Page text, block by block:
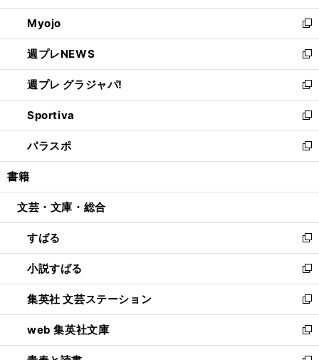
開
く
ウ
で
開
く
ン
ド
ウ
で
開
く
ウ
ィ
ン
ド
ウ
で
開
く
Myojo
新
し
い
ウ
ィ
ン
ド
ウ
で
開
週プレNEWS
新
し
い
ウ
ィ
ン
ド
ウ
開
週プレ グラジャパ!
新
し
い
ウ
ィ
ン
ウ
開
く
Sportiva
新
し
い
ウ
ン
ウ
で
開
く
パラスポ
新
し
ウ
ン
ド
ウ
で
開
く
書籍
文芸・文庫・総合
すばる
新
し
い
ウ
ィ
ン
ド
ウ
小説すばる
新
し
い
ウ
ィ
ン
集英社 文芸ステーション
新
し
い
ウ
web 集英社文庫
新
し